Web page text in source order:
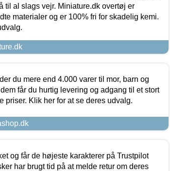
til al slags vejr. Miniature.dk overtøj er
materialer og er 100% fri for skadelig kemi.
du mere end 4.000 varer til mor, barn og
får du hurtig levering og adgang til et stort
priser. Klik her for at se deres udvalg.
og får de højeste karakterer på Trustpilot
har brugt tid på at melde retur om deres